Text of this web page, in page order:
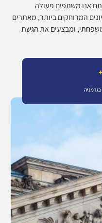
+
בגרמניה
אנו משתפים פעולה
המרוחקים ביותר, מאתרים
ומבצעים את הגשת